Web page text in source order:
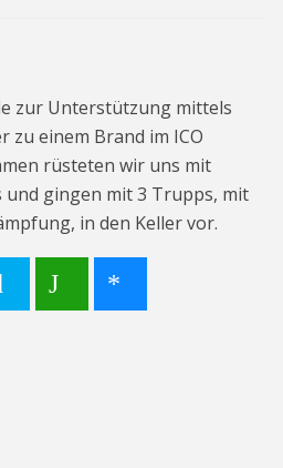
zur Unterstützung mittels
einem Brand im ICO
rüsteten wir uns mit
gingen mit 3 Trupps, mit
in den Keller vor.